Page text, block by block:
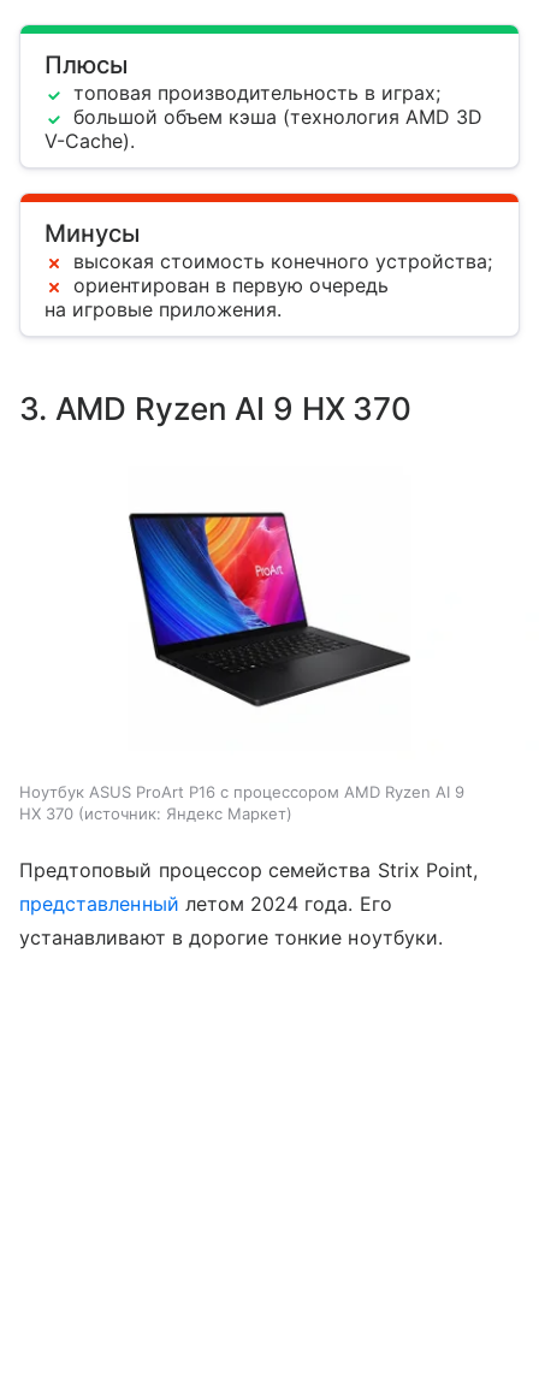
Плюсы
топовая производительность в играх;
большой объем кэша (технология AMD 3D
V-Cache).
Минусы
высокая стоимость конечного устройства;
ориентирован в первую очередь
на игровые приложения.
3. AMD Ryzen AI 9 HX 370
Ноутбук ASUS ProArt P16 с процессором AMD Ryzen AI 9
HX 370
источник: Яндекс Маркет
Предтоповый процессор семейства Strix Point,
представленный летом 2024 года. Его
устанавливают в дорогие тонкие ноутбуки.